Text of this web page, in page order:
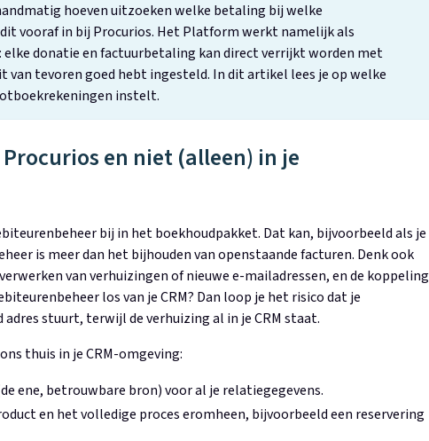
hoeven uitzoeken welke betaling bij welke
vooraf in bij Procurios. Het Platform werkt namelijk als
donatie en factuurbetaling kan direct verrijkt worden met
tevoren goed hebt ingesteld. In dit artikel lees je op welke
instelt.
en niet (alleen) in je
bij in het boekhoudpakket. Dat kan, bijvoorbeeld als je
is meer dan het bijhouden van openstaande facturen. Denk ook
van verhuizingen of nieuwe e-mailadressen, en de koppeling
los van je CRM? Dan loop je het risico dat je
stuurt, terwijl de verhuizing al in je CRM staat.
thuis in je CRM-omgeving:
ene, betrouwbare bron) voor al je relatiegegevens.
en het volledige proces eromheen, bijvoorbeeld een reservering